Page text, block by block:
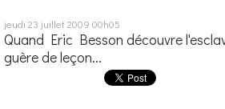
jeudi 23 juillet 2009 00h05
Quand Eric Besson découvre
guère de leçon...